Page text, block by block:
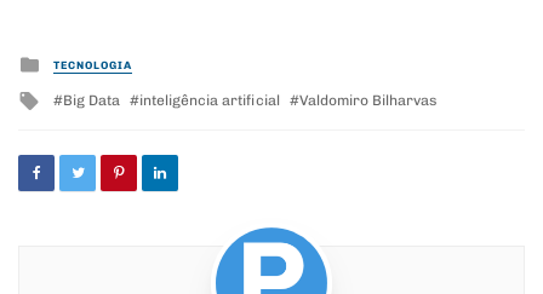
Posted
in
TECNOLOGIA
Tagged
Big Data inteligência artificial Valdomiro Bilharvas